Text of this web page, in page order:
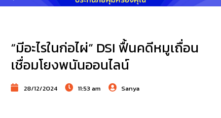
“มีอะไรในก่อไผ่” DSI ฟื้นคดีหมูเถื่อน
เชื่อมโยงพนันออนไลน์
28/12/2024 11:53 am Sanya